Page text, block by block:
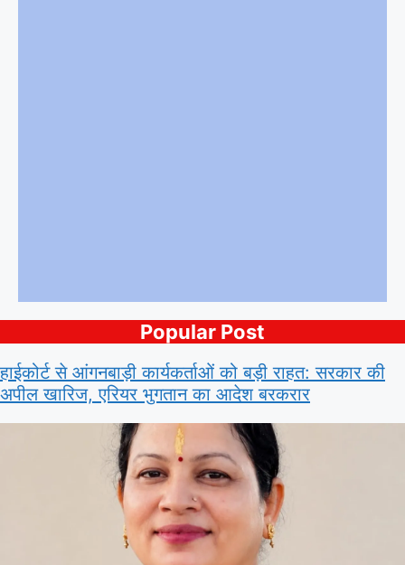
Popular Post
हाईकोर्ट से आंगनबाड़ी कार्यकर्ताओं को बड़ी राहत: सरकार की
अपील खारिज, एरियर भुगतान का आदेश बरकरार